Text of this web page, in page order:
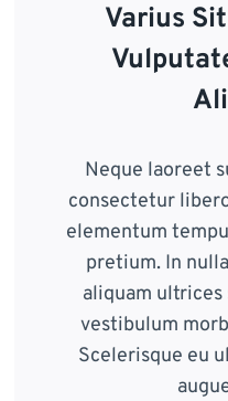
Varius
Neque laoreet
consectetur
elementum
pretium. In
aliquam
vestibulum
Scelerisque eu